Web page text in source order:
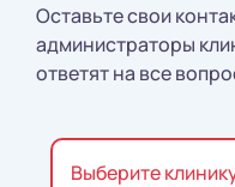
Оставьте свои
администраторы
ответят на все
Выберите